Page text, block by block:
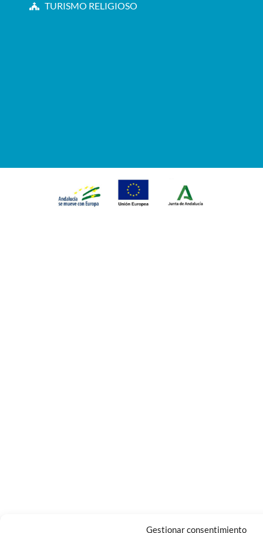
Gestionar consentimiento
TURISMO RELIGIOSO